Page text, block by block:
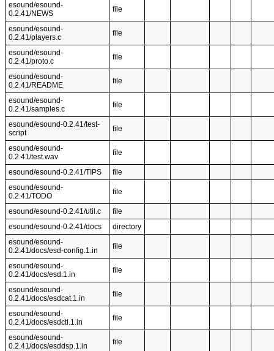
esound/esound-
0.2.41/NEWS
file
esound/esound-
0.2.41/players.c
file
esound/esound-
0.2.41/proto.c
file
esound/esound-
0.2.41/README
file
esound/esound-
0.2.41/samples.c
file
esound/esound-0.2.41/test-
script
file
esound/esound-
0.2.41/test.wav
file
esound/esound-0.2.41/TIPS
file
esound/esound-
0.2.41/TODO
file
esound/esound-0.2.41/util.c
file
esound/esound-0.2.41/docs
directory
esound/esound-
0.2.41/docs/esd-config.1.in
file
esound/esound-
0.2.41/docs/esd.1.in
file
esound/esound-
0.2.41/docs/esdcat.1.in
file
esound/esound-
0.2.41/docs/esdctl.1.in
file
esound/esound-
0.2.41/docs/esddsp.1.in
file